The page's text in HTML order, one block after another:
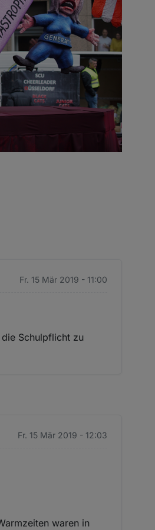
Fr. 15 Mär 2019 - 11:00
Schulpflicht zu
Fr. 15 Mär 2019 - 12:03
waren in